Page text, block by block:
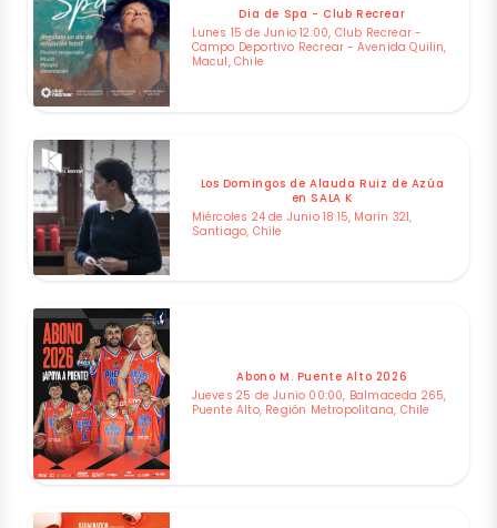
Dia de Spa - Club Recrear
Lunes 15 de Junio 12:00, Club Recrear -
Campo Deportivo Recrear - Avenida Quilin,
Macul, Chile
Los Domingos de Alauda Ruiz de Azúa
en SALA K
Miércoles 24 de Junio 18:15, Marín 321,
Santiago, Chile
Abono M. Puente Alto 2026
Jueves 25 de Junio 00:00, Balmaceda 265,
Puente Alto, Región Metropolitana, Chile